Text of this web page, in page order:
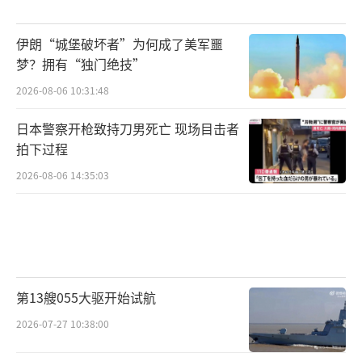
伊朗“城堡破坏者”为何成了美军噩
梦？拥有“独门绝技”
2026-08-06 10:31:48
日本警察开枪致持刀男死亡 现场目击者
拍下过程
2026-08-06 14:35:03
第13艘055大驱开始试航
2026-07-27 10:38:00